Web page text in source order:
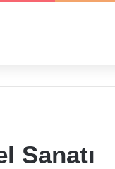
Sanatı